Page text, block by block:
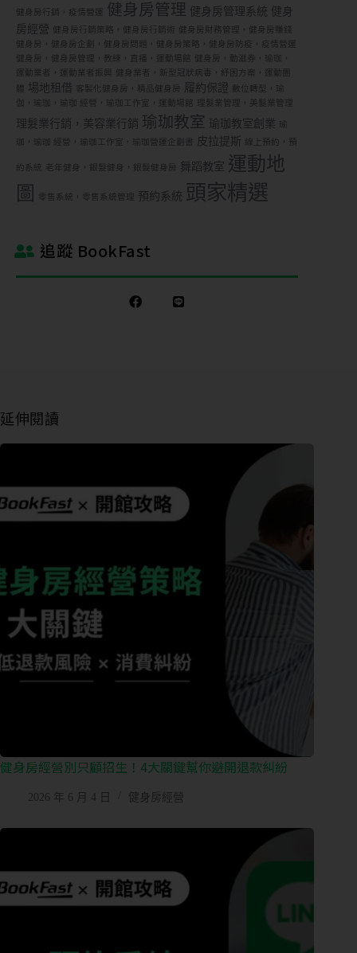
健身房行銷，疫情營運 健身房管理 健身房管理系統 健身
房經營
健身房行銷策略，健身房行銷術
健身房財務管理，健身房賺錢
健身房，健身房企劃，健身房問題，健身房策略，健身房防疫，疫情營運
健身房，健身房管理，教練，直播，運動場館
健身房，動滋券，瑜珈，
運動業者，運動業者振興
健身業者，新型冠狀病毒，紓困方案，運動團
場地租借 客製化健身房，精品健身房 履約保證
數位轉型，瑜
伽，瑜珈，瑜珈 經營，瑜珈工作室，運動場館
理髮業管理，美髮業管理
理髮業行銷，美容業行銷 瑜珈教室 瑜珈教室創業
珈，瑜珈 經營，瑜珈工作室，瑜珈營運企劃書
皮拉提斯 線上預約，預
約系統 老年健身，銀髮健身，銀髮健身房 舞蹈教室 運動地
圖
零售系統，零售系統管理 預約系統 頭家精選
追蹤 BookFast
延伸閱讀
健身房經營別只顧招生！4大關鍵幫你避開退款糾紛
2026 年 6 月 4 日 健身房經營
LINE
ID
的
業
態
態
控
多